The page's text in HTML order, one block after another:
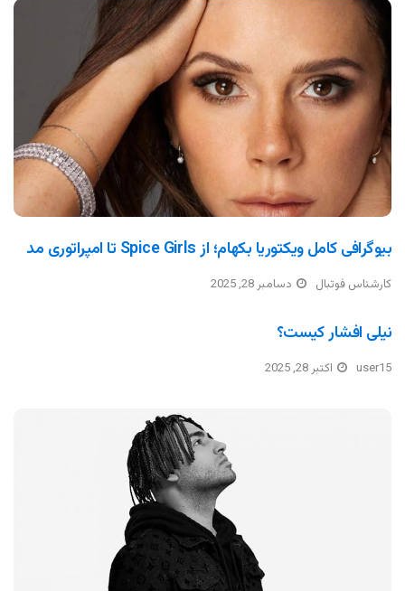
بیوگرافی کامل ویکتوریا بکهام؛ از Spice Girls تا امپراتوری مد
کارشناس فوتبال دسامبر 28, 2025
نیلی افشار کیست؟
user15 اکتبر 28, 2025